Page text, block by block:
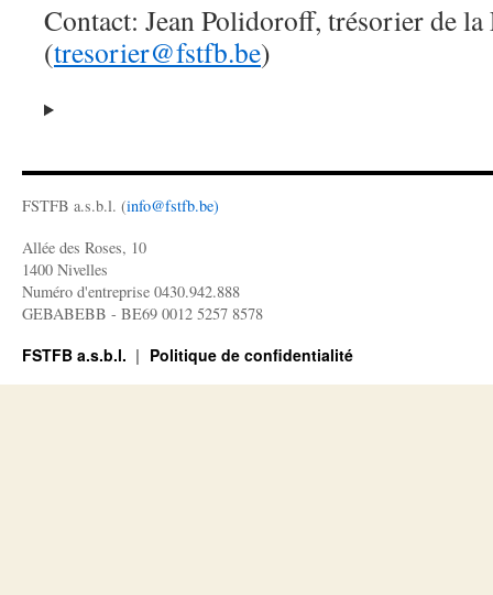
Contact: Jean Polidoroff, trésorier de la
(tresorier@fstfb.be)
FSTFB a.s.b.l. (info@fstfb.be)
Allée des Roses, 10
1400 Nivelles
Numéro d'entreprise 0430.942.888
GEBABEBB - BE69 0012 5257 8578
FSTFB a.s.b.l. Politique de confidentialité